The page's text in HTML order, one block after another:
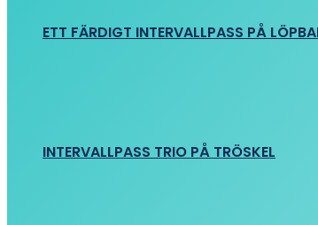
ETT FÄRDIGT INTERVALLPASS PÅ
INTERVALLPASS TRIO PÅ TRÖSKEL